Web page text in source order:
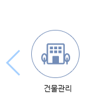
건물관리